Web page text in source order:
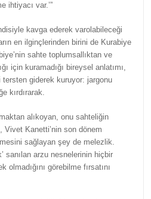
ihtiyacı var.’”
kavga ederek varolabileceği
en ilginçlerinden birini de Kurabiye
sahte toplumsallıktan ve
için kuramadığı bireysel anlatımı,
tersten giderek kuruyor: jargonu
kırdırarak.
alıkoyan, onu sahteliğin
Vivet Kanetti’nin son dönem
sağlayan şey de melezlik.
sanılan arzu nesnelerinin hiçbir
görebilme fırsatını